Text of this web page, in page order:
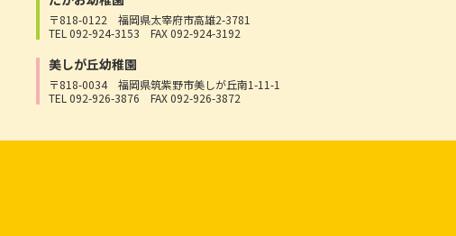
〒818-0122 福岡県太宰府市高雄2-3781
TEL 092-924-3153 FAX 092-924-3192
美しが丘幼稚園
〒818-0034 福岡県筑紫野市美しが丘南1-11-1
TEL 092-926-3876 FAX 092-926-3872